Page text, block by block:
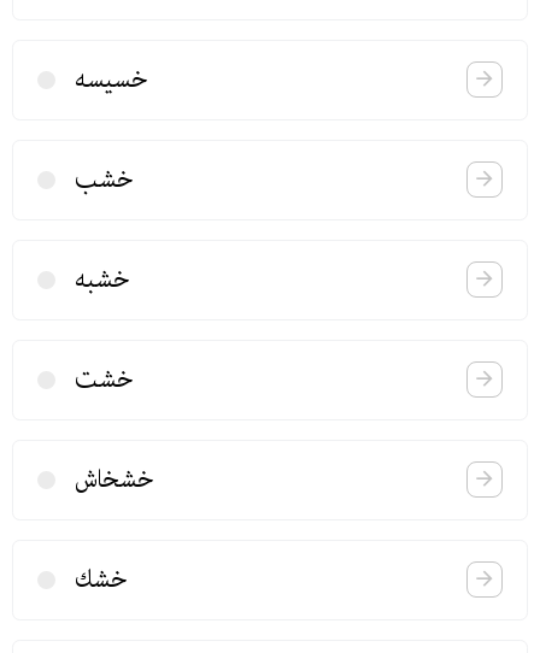
خسیسه
خشب
خشبه
خشت
خشخاش
خشك